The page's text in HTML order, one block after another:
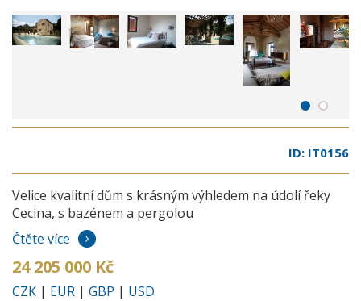
ID: IT0156
Velice kvalitní dům s krásným výhledem na údolí řeky
Cecina, s bazénem a pergolou
Čtěte více
24 205 000 Kč
CZK | EUR | GBP | USD